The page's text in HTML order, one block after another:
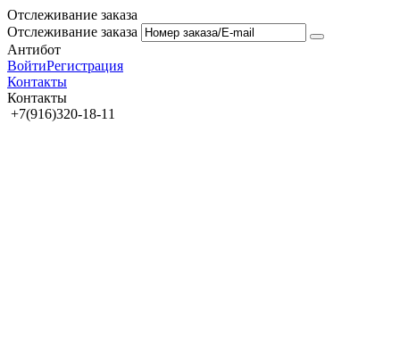
Отслеживание заказа
Отслеживание заказа
Антибот
ВойтиРегистрация
Контакты
Контакты
+7(916)320-18-11